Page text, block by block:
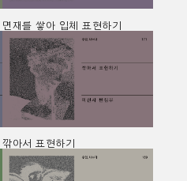
면재를 쌓아 입체 표현하기
깎아서 표현하기